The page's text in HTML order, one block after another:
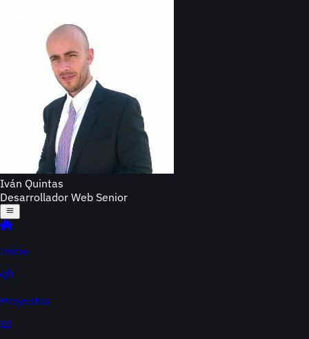
Iván Quintas
Desarrollador Web Senior
Inicio
Proyectos